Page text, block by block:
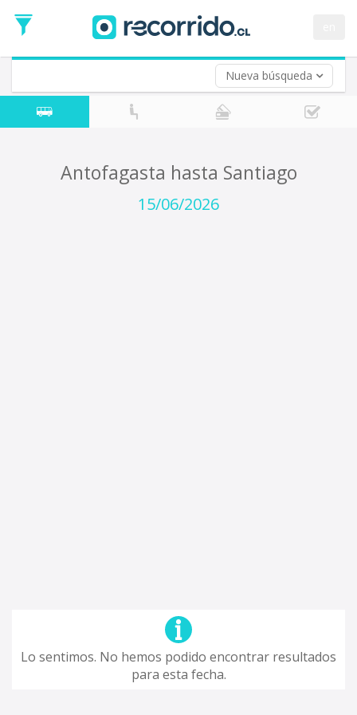
Nueva búsqueda
de
Ida
Vuelta (opcional)
Fecha
de
Antofagasta hasta Santiago
15/06/2026
Lo sentimos. No hemos podido encontrar resultados
para esta fecha.